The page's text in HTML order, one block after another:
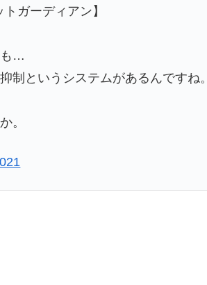
ガーディアン】
も…
制というシステムがあるんですね。
。